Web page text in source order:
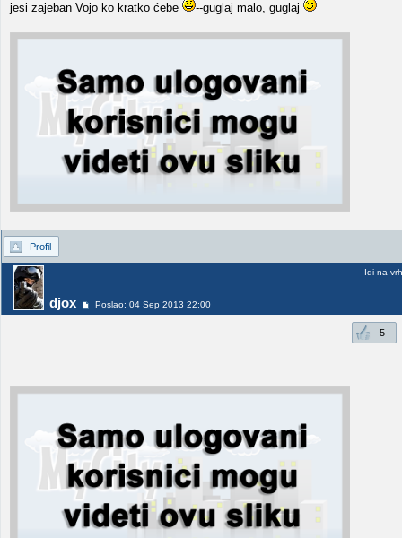
jesi zajeban Vojo ko kratko ćebe --guglaj malo, guglaj
Profil
djox Poslao: 04 Sep 2013 22:00
Idi na vrh
5